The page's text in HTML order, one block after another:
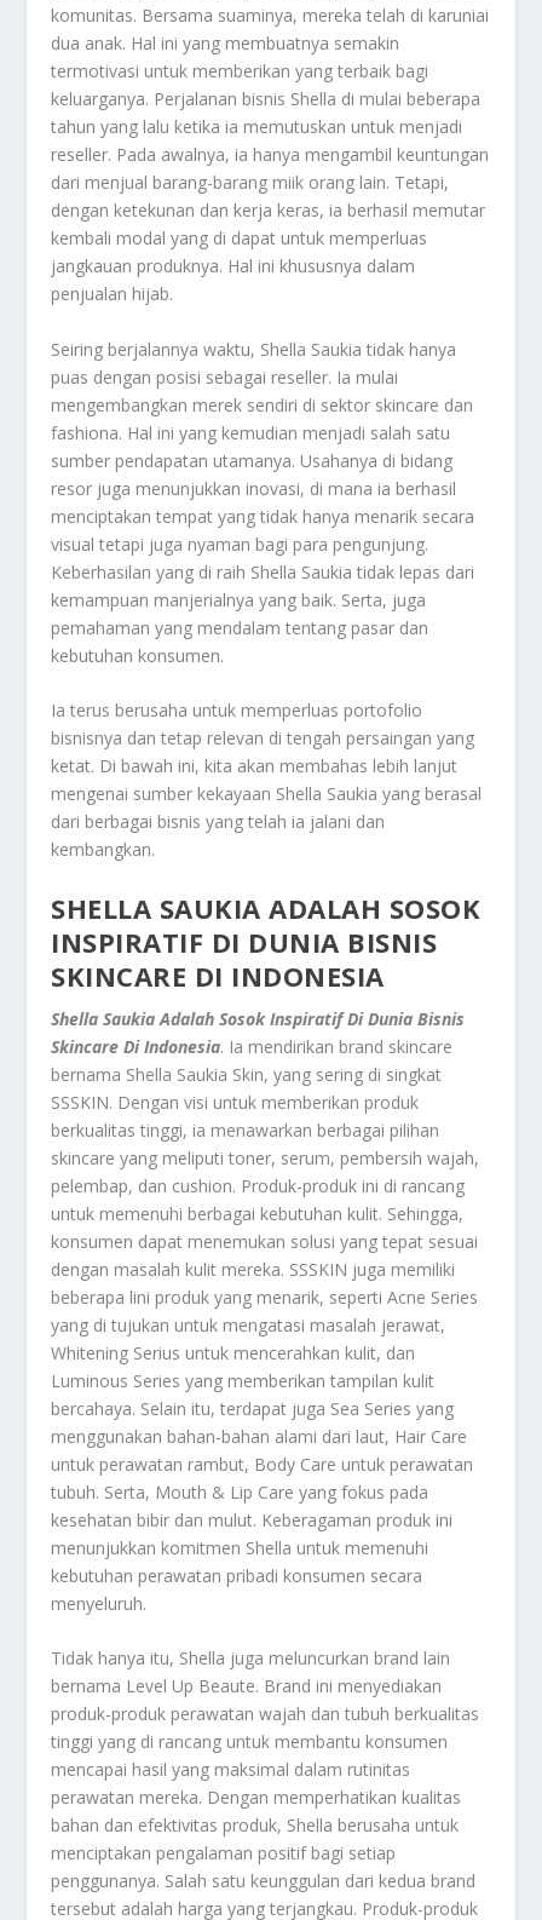
komunitas. Bersama suaminya, mereka telah di karuniai
dua anak. Hal ini yang membuatnya semakin
termotivasi untuk memberikan yang terbaik bagi
keluarganya. Perjalanan bisnis Shella di mulai beberapa
tahun yang lalu ketika ia memutuskan untuk menjadi
reseller. Pada awalnya, ia hanya mengambil keuntungan
dari menjual barang-barang miik orang lain. Tetapi,
dengan ketekunan dan kerja keras, ia berhasil memutar
kembali modal yang di dapat untuk memperluas
jangkauan produknya. Hal ini khususnya dalam
penjualan hijab.
Seiring berjalannya waktu, Shella Saukia tidak hanya
puas dengan posisi sebagai reseller. Ia mulai
mengembangkan merek sendiri di sektor skincare dan
fashiona. Hal ini yang kemudian menjadi salah satu
sumber pendapatan utamanya. Usahanya di bidang
resor juga menunjukkan inovasi, di mana ia berhasil
menciptakan tempat yang tidak hanya menarik secara
visual tetapi juga nyaman bagi para pengunjung.
Keberhasilan yang di raih Shella Saukia tidak lepas dari
kemampuan manjerialnya yang baik. Serta, juga
pemahaman yang mendalam tentang pasar dan
kebutuhan konsumen.
Ia terus berusaha untuk memperluas portofolio
bisnisnya dan tetap relevan di tengah persaingan yang
ketat. Di bawah ini, kita akan membahas lebih lanjut
mengenai sumber kekayaan Shella Saukia yang berasal
dari berbagai bisnis yang telah ia jalani dan
kembangkan.
SHELLA SAUKIA ADALAH SOSOK
INSPIRATIF DI DUNIA BISNIS
SKINCARE DI INDONESIA
Shella Saukia Adalah Sosok Inspiratif Di Dunia Bisnis
Skincare Di Indonesia. Ia mendirikan brand skincare
bernama Shella Saukia Skin, yang sering di singkat
SSSKIN. Dengan visi untuk memberikan produk
berkualitas tinggi, ia menawarkan berbagai pilihan
skincare yang meliputi toner, serum, pembersih wajah,
pelembap, dan cushion. Produk-produk ini di rancang
untuk memenuhi berbagai kebutuhan kulit. Sehingga,
konsumen dapat menemukan solusi yang tepat sesuai
dengan masalah kulit mereka. SSSKIN juga memiliki
beberapa lini produk yang menarik, seperti Acne Series
yang di tujukan untuk mengatasi masalah jerawat,
Whitening Serius untuk mencerahkan kulit, dan
Luminous Series yang memberikan tampilan kulit
bercahaya. Selain itu, terdapat juga Sea Series yang
menggunakan bahan-bahan alami dari laut, Hair Care
untuk perawatan rambut, Body Care untuk perawatan
tubuh. Serta, Mouth & Lip Care yang fokus pada
kesehatan bibir dan mulut. Keberagaman produk ini
menunjukkan komitmen Shella untuk memenuhi
kebutuhan perawatan pribadi konsumen secara
menyeluruh.
Tidak hanya itu, Shella juga meluncurkan brand lain
bernama Level Up Beaute. Brand ini menyediakan
produk-produk perawatan wajah dan tubuh berkualitas
tinggi yang di rancang untuk membantu konsumen
mencapai hasil yang maksimal dalam rutinitas
perawatan mereka. Dengan memperhatikan kualitas
bahan dan efektivitas produk, Shella berusaha untuk
menciptakan pengalaman positif bagi setiap
penggunanya. Salah satu keunggulan dari kedua brand
tersebut adalah harga yang terjangkau. Produk-produk